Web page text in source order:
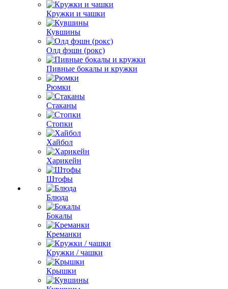
Кружки и чашки
Кувшины
Олд фэшн (рокс)
Пивные бокалы и кружки
Рюмки
Стаканы
Стопки
Хайбол
Харикейн
Штофы
Блюда
Бокалы
Креманки
Кружки / чашки
Крышки